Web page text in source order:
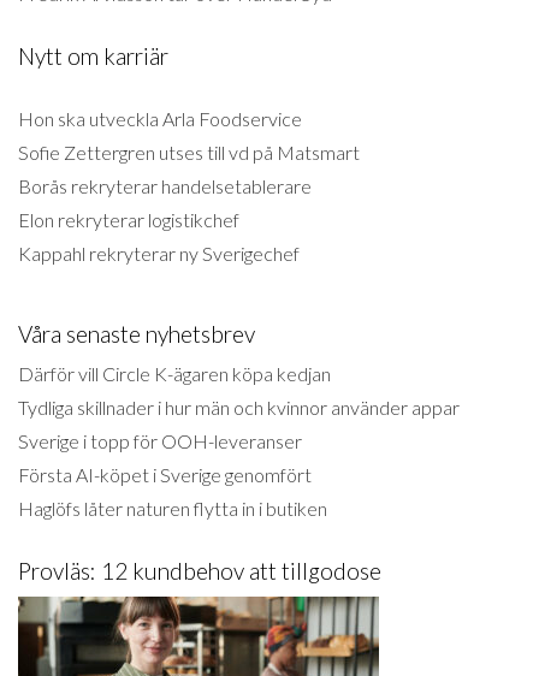
Nytt om karriär
Hon ska utveckla Arla Foodservice
Sofie Zettergren utses till vd på Matsmart
Borås rekryterar handelsetablerare
Elon rekryterar logistikchef
Kappahl rekryterar ny Sverigechef
Våra senaste nyhetsbrev
Därför vill Circle K-ägaren köpa kedjan
Tydliga skillnader i hur män och kvinnor använder appar
Sverige i topp för OOH-leveranser
Första AI-köpet i Sverige genomfört
Haglöfs låter naturen flytta in i butiken
Provläs: 12 kundbehov att tillgodose